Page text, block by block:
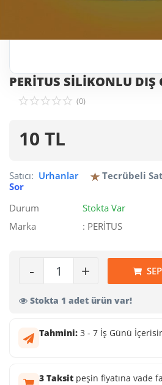
PERİTUS SİLİKONLU DIŞ
(0)
10 TL
Satıcı: Urhanlar Tecrübeli
Sor
Durum
Stokta Var
Marka
: PERİTUS
- +
Stokta 1 adet ürün var!
Tahmini: 3 - 7 İş Günü
3 Taksit peşin fiyatına vade